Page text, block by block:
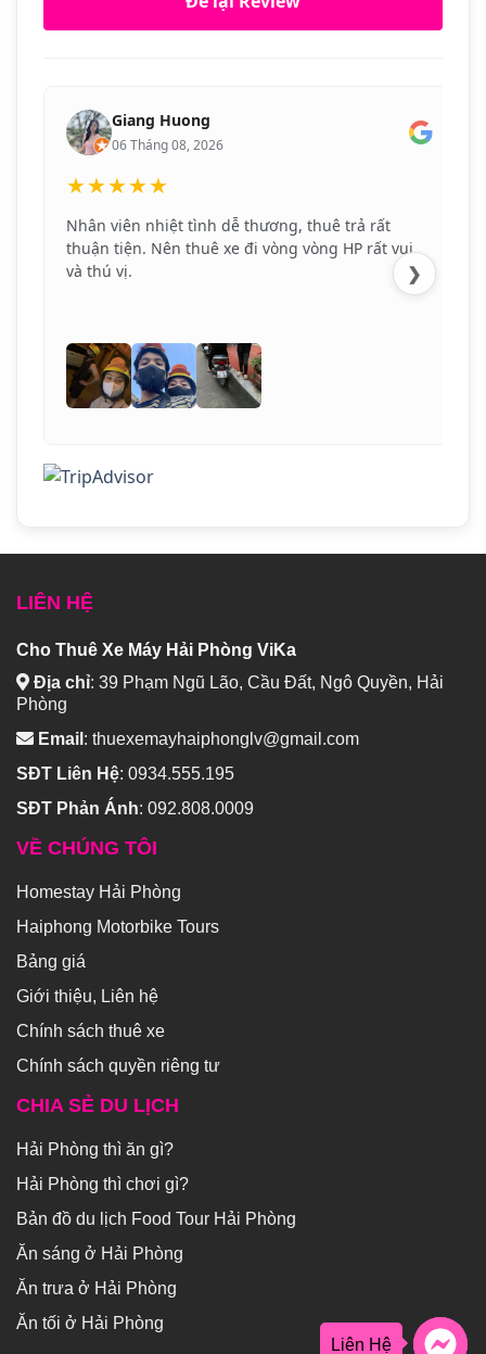
Giang Huong
06 Tháng 08, 2026
★★★★★
Nhân viên nhiệt tình dễ thương, thuê trả rất
thuận tiện. Nên thuê xe đi vòng vòng HP rất vui
và thú vị.
❯
LIÊN HỆ
Cho Thuê Xe Máy Hải Phòng ViKa
Địa chỉ: 39 Phạm Ngũ Lão, Cầu Đất, Ngô Quyền, Hải
Phòng
Email : thuexemayhaiphonglv@gmail.com
SĐT Liên Hệ: 0934.555.195
SĐT Phản Ánh: 092.808.0009
VỀ CHÚNG TÔI
Homestay Hải Phòng
Haiphong Motorbike Tours
Bảng giá
Giới thiệu, Liên hệ
Chính sách thuê xe
Chính sách quyền riêng tư
CHIA SẺ DU LỊCH
Hải Phòng thì ăn gì?
Hải Phòng thì chơi gì?
Bản đồ du lịch Food Tour Hải Phòng
Ăn sáng ở Hải Phòng
Ăn trưa ở Hải Phòng
Ăn tối ở Hải Phòng
Liên Hệ